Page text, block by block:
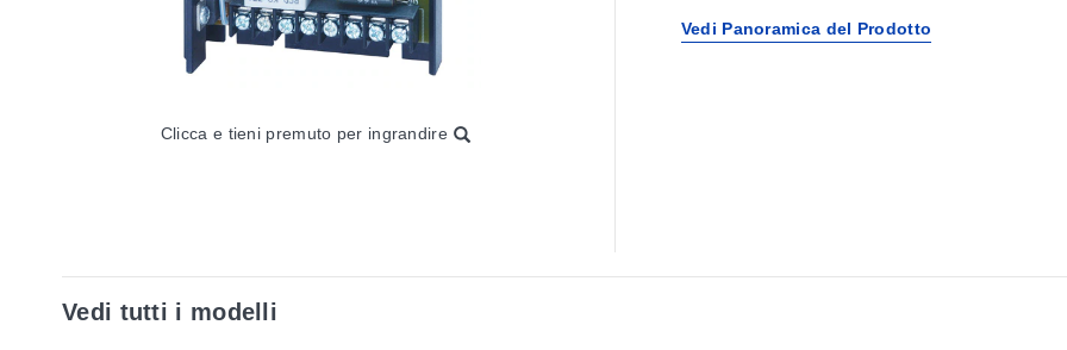
Clicca e tieni premuto per ingrandire
Vedi Panoramica del Prodotto
Vedi tutti i modelli